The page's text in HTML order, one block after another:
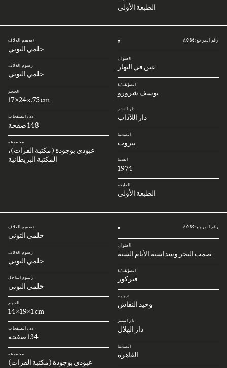
الطبعة الأولى
رقم المرجع: A086 #
العنوان
عين في النهار
المؤلف/ة
يوسف شرورو
دار النشر
دار اللآداب
المدينة
بيروت
السنة
1974
الطبعة
الطبعة الأولى
تصميم الغلاف
حلمي التوني
رسوم الغلاف
حلمي التوني
الحجم
17x24x.75 cm
عدد الصفحات
148 صفحة
مجموعة
عبودي بوجودة (مكتبة الفرات)،
المكتبة البريطانية
رقم المرجع: A089 #
العنوان
صمت البحر وسداسية الأيام الستة
المؤلف/ة
فيركور
ترجمة
وحيد النقاش
دار النشر
دار الهلال
المدينة
القاهرة
تصميم الغلاف
حلمي التوني
رسوم الغلاف
حلمي التوني
رسوم الداخل
حلمي التوني
الحجم
14x19x1 cm
عدد الصفحات
134 صفحة
مجموعة
عبودي بوجودة (مكتبة الفرات)